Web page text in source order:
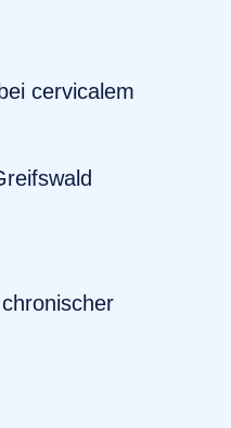
cervicalem